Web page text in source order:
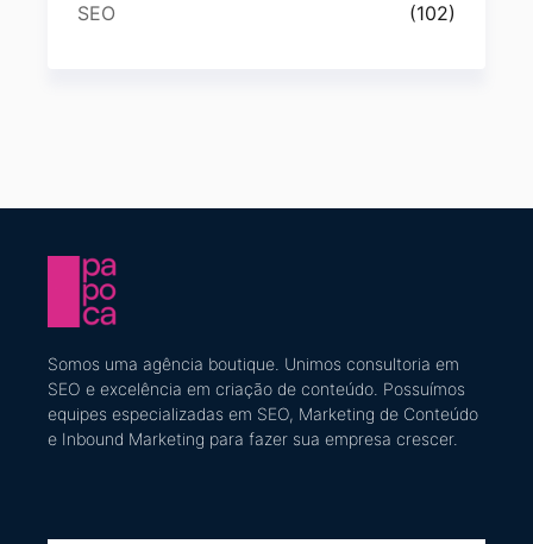
SEO (102)
Somos uma agência boutique. Unimos consultoria em
SEO e excelência em criação de conteúdo ​. Possuímos
equipes especializadas em SEO, Marketing de Conteúdo
e Inbound Marketing para fazer sua empresa crescer.